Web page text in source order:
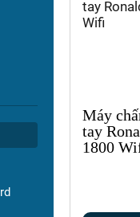
Máy
tay
1800